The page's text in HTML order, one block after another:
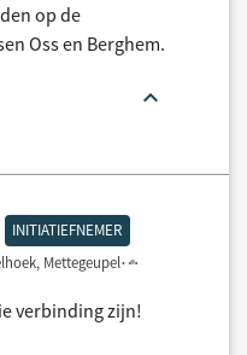
op de
Oss en Berghem.
INITIATIEFNEMER
Mettegeupel
verbinding zijn!